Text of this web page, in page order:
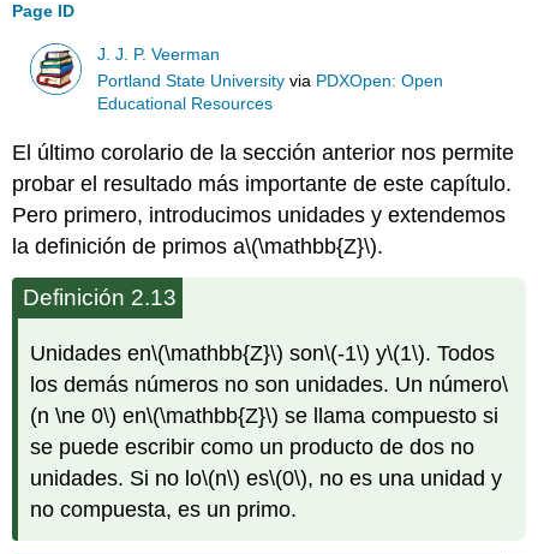
Page ID
J. J. P. Veerman
Portland State University via PDXOpen: Open
Educational Resources
El último corolario de la sección anterior nos permite
probar el resultado más importante de este capítulo.
Pero primero, introducimos unidades y extendemos
la definición de primos a\(\mathbb{Z}\).
Definición 2.13
Unidades en\(\mathbb{Z}\) son\(-1\) y\(1\). Todos
los demás números no son unidades. Un número\
(n \ne 0\) en\(\mathbb{Z}\) se llama compuesto si
se puede escribir como un producto de dos no
unidades. Si no lo\(n\) es\(0\), no es una unidad y
no compuesta, es un primo.